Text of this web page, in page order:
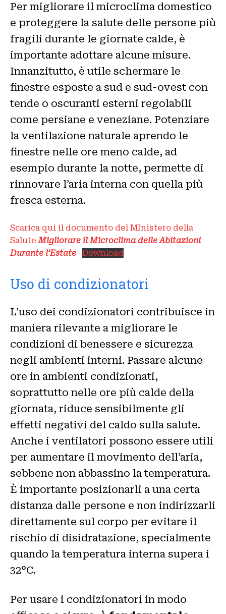
Per migliorare il microclima domestico
e proteggere la salute delle persone più
fragili durante le giornate calde, è
importante adottare alcune misure.
Innanzitutto, è utile schermare le
finestre esposte a sud e sud-ovest con
tende o oscuranti esterni regolabili
come persiane e veneziane. Potenziare
la ventilazione naturale aprendo le
finestre nelle ore meno calde, ad
esempio durante la notte, permette di
rinnovare l’aria interna con quella più
fresca esterna.
Scarica qui il documento del MInistero della
SaluteMigliorare il Microclima delle Abitazioni
Durante l’Estate
Download
Uso di condizionatori
L’uso dei condizionatori contribuisce in
maniera rilevante a migliorare le
condizioni di benessere e sicurezza
negli ambienti interni. Passare alcune
ore in ambienti condizionati,
soprattutto nelle ore più calde della
giornata, riduce sensibilmente gli
effetti negativi del caldo sulla salute.
Anche i ventilatori possono essere utili
per aumentare il movimento dell’aria,
sebbene non abbassino la temperatura.
È importante posizionarli a una certa
distanza dalle persone e non indirizzarli
direttamente sul corpo per evitare il
rischio di disidratazione, specialmente
quando la temperatura interna supera i
32°C.
Per usare i condizionatori in modo